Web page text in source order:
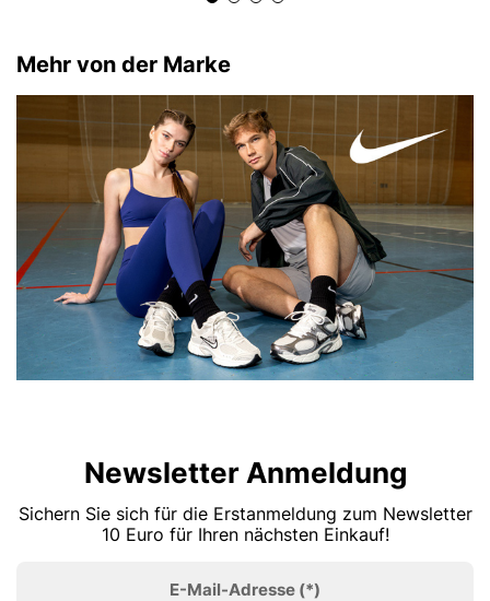
Mehr von der Marke
Newsletter Anmeldung
Sichern Sie sich für die Erstanmeldung zum Newsletter
10 Euro für Ihren nächsten Einkauf!
E-Mail-Adresse (*)